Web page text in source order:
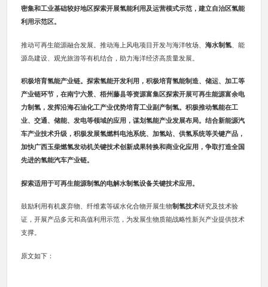
密集和工业基础较好地区探索开展氢能利用及运营模式示范，建立自治区氢能
利用示范区。
推动可再生能源融合发展。推动海上风电项目开发与海洋牧场、海水制氢 、能
源岛建设、观光旅游等有机结合，助力海洋经济高质量发展。
积极培育氢能产业链。探索氢能开发利用，积极培育氢能制造、储运、加工等
产业链环节，在南宁六景、梧州藤县等资源富集区探索开展可再生能源富余电
力制氢，发挥沿海石油化工产业优势培育工业副产制氢。积极推动氢能在工
业、交通、储能、发电等领域的应用，谋划氢能产业发展布局。结合新能源汽
车产业技术升级，积极发展氢燃料电池系统、加氢站、供氢系统等关键产品，
加快广西玉柴燃氢发动机关键技术创新成果转换和商业化应用，争取打造全国
先进的氢能汽车产业链。
探索适用于可再生能源制氢的电解水制氢设备关键技术应用。
鼓励利用有机废弃物、纤维素等碳水化合物开展生物制氢技术研究及技术验
证，开展产品多元和高值利用示范，为发展生物质能战略性新兴产业提供技术
支撑。
原文如下：